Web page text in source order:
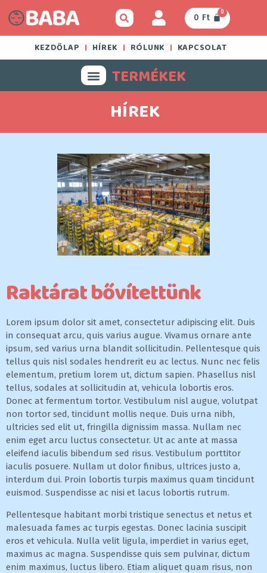
0 Ft
0
KEZDŐLAP HÍREK RÓLUNK KAPCSOLAT
TERMÉKEK
HÍREK
Raktárat bővítettünk
Lorem ipsum dolor sit amet, consectetur adipiscing elit. Duis
in consequat arcu, quis varius augue. Vivamus ornare ante
ipsum, sed varius urna blandit sollicitudin. Pellentesque quis
tellus quis nisl sodales hendrerit eu ac lectus. Nunc nec felis
elementum, pretium lorem ut, dictum sapien. Phasellus nisl
tellus, sodales at sollicitudin at, vehicula lobortis eros.
Donec at fermentum tortor. Vestibulum nisl augue, volutpat
non tortor sed, tincidunt mollis neque. Duis urna nibh,
ultricies sed elit ut, fringilla dignissim massa. Nullam nec
enim eget arcu luctus consectetur. Ut ac ante at massa
eleifend iaculis bibendum sed risus. Vestibulum porttitor
iaculis posuere. Nullam ut dolor finibus, ultrices justo a,
interdum dui. Proin lobortis turpis maximus quam tincidunt
euismod. Suspendisse ac nisi et lacus lobortis rutrum.
Pellentesque habitant morbi tristique senectus et netus et
malesuada fames ac turpis egestas. Donec lacinia suscipit
eros et vehicula. Nulla velit ligula, imperdiet in varius eget,
maximus ac magna. Suspendisse quis sem pulvinar, dictum
enim maximus, luctus libero. Etiam aliquet quam risus, non